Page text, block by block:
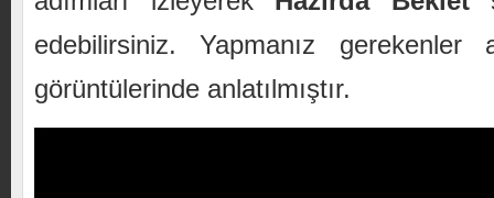
edebilirsiniz. Yapmanız gerekenler
görüntülerinde anlatılmıştır.